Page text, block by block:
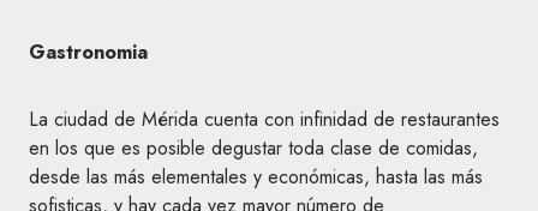
Gastronomia
La ciudad de Mérida cuenta con infinidad de restaurantes
en los que es posible degustar toda clase de comidas,
desde las más elementales y económicas, hasta las más